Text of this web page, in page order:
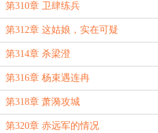
第310章 卫肆练兵
第312章 这姑娘，实在可疑
第314章 杀梁澄
第316章 杨束遇连冉
第318章 萧漪攻城
第320章 赤远军的情况